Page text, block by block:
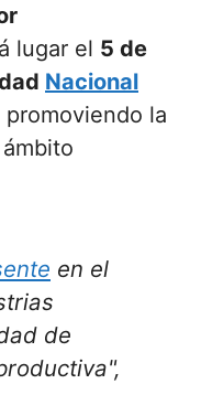
lugar el 5 de
Nacional
promoviendo la
en el
de